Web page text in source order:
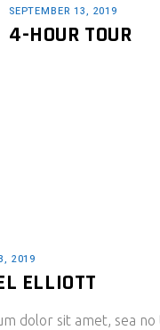
SEPTEMBER 13, 2019
4-HOUR TOUR
2019
ELLIOTT
dolor sit amet, sea